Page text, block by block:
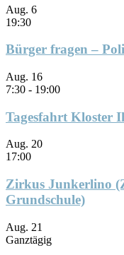
Aug. 6
19:30
Bürger fragen –
Aug. 16
7:30 - 19:00
Tagesfahrt Kloster
Aug. 20
17:00
Zirkus Junkerlino
Grundschule)
Aug. 21
Ganztägig